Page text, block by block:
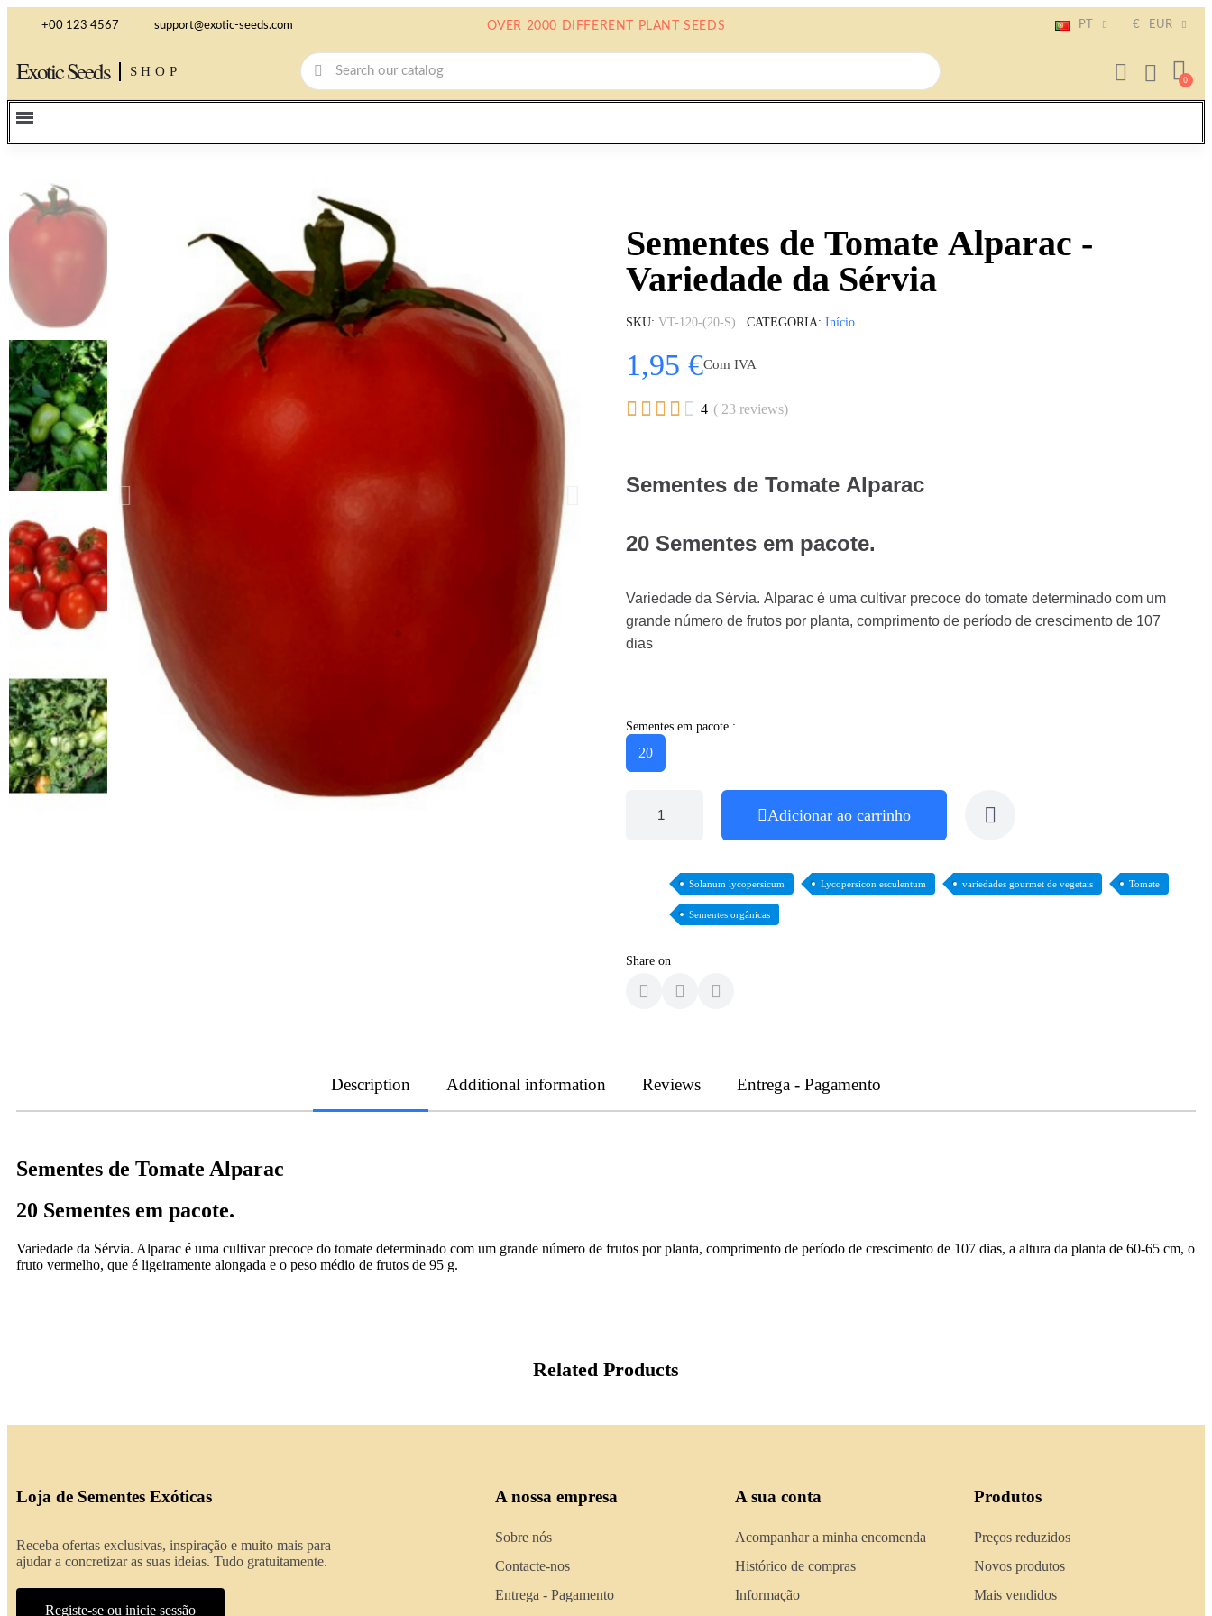
+00 123 4567 support@exotic-seeds.com OVER 2000 DIFFERENT PLANT SEEDS PT € EUR
Exotic Seeds SHOP
Sementes de Tomate Alparac -
Variedade da Sérvia
SKU VT-120-(20-S) CATEGORIA Início
1,95 €Com IVA
     4 ( 23 reviews)
Sementes de Tomate Alparac
20 Sementes em pacote.
Variedade da Sérvia. Alparac é uma cultivar precoce do tomate determinado com um
grande número de frutos por planta, comprimento de período de crescimento de 107
dias
Sementes em pacote :
20
Adicionar ao carrinho
Solanum lycopersicum Lycopersicon esculentum variedades gourmet de vegetais Tomate
Sementes orgânicas
Share on
Description Additional information Reviews Entrega - Pagamento
Sementes de Tomate Alparac
20 Sementes em pacote.
Variedade da Sérvia. Alparac é uma cultivar precoce do tomate determinado com um grande número de frutos por planta, comprimento de período de crescimento de 107 dias, a altura da planta de 60-65 cm, o
fruto vermelho, que é ligeiramente alongada e o peso médio de frutos de 95 g.
Related Products
Loja de Sementes Exóticas
Receba ofertas exclusivas, inspiração e muito mais para
ajudar a concretizar as suas ideias. Tudo gratuitamente.
Registe-se ou inicie sessão
A nossa empresa
Sobre nós
Contacte-nos
Entrega - Pagamento
A sua conta
Acompanhar a minha encomenda
Histórico de compras
Informação
Produtos
Preços reduzidos
Novos produtos
Mais vendidos